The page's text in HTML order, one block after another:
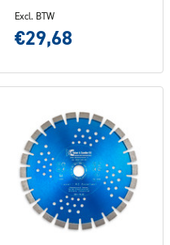
Excl. BTW
€29,68